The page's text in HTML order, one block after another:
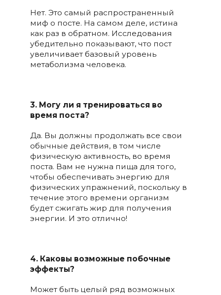
Нет. Это самый распространенный
миф о посте. На самом деле, истина
как раз в обратном. Исследования
убедительно показывают, что пост
увеличивает базовый уровень
метаболизма человека.
3. Могу ли я тренироваться во
время поста?
Да. Вы должны продолжать все свои
обычные действия, в том числе
физическую активность, во время
поста. Вам не нужна пища для того,
чтобы обеспечивать энергию для
физических упражнений, поскольку в
течение этого времени организм
будет сжигать жир для получения
энергии. И это отлично!
4. Каковы возможные побочные
эффекты?
Может быть целый ряд возможных